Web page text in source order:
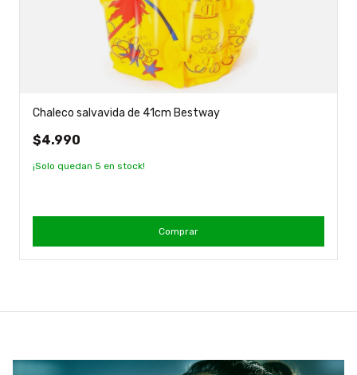
Chaleco salvavida de 41cm Bestway
$4.990
¡Solo quedan 5 en stock!
Comprar